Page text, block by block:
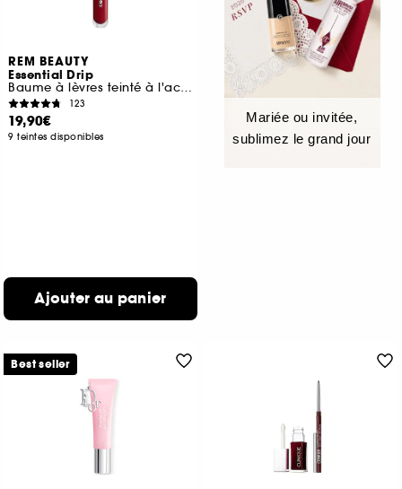
REM BEAUTY
Essential Drip
Baume à lèvres teinté à l'acide hyaluronique
123
19,90€
9 teintes disponibles
Ajouter au panier
Mariée ou invitée,
sublimez le grand jour
Best seller